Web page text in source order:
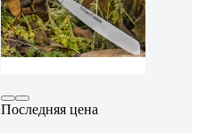
Последняя цена